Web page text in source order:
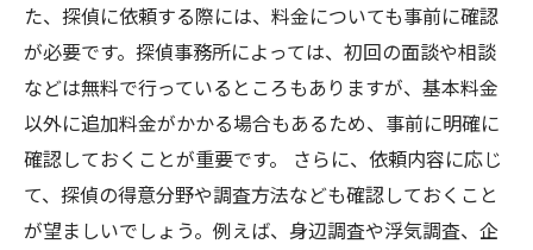
た、探偵に依頼する際には、料金についても事前に確認
が必要です。探偵事務所によっては、初回の面談や相談
などは無料で行っているところもありますが、基本料金
以外に追加料金がかかる場合もあるため、事前に明確に
確認しておくことが重要です。 さらに、依頼内容に応じ
て、探偵の得意分野や調査方法なども確認しておくこと
が望ましいでしょう。例えば、身辺調査や浮気調査、企